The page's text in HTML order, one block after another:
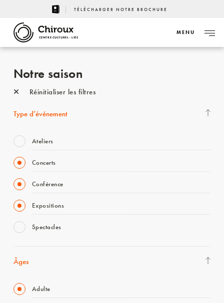
TÉLÉCHARGER NOTRE BROCHURE
CENTRE CULTUREL - LIÈGE
MENU
Notre saison
Réinitialiser les filtres
Type d’événement
Ateliers
Concerts
Conférence
Expositions
Spectacles
Âges
Adulte